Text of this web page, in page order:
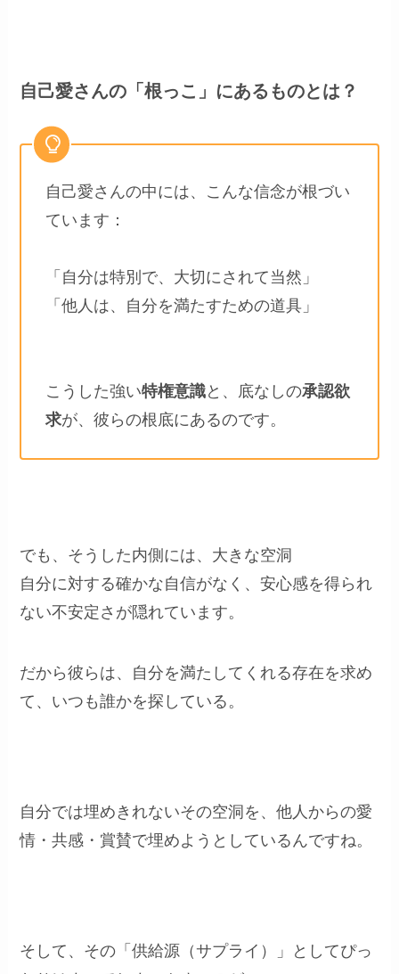
自己愛さんの「根っこ」にあるものとは？
自己愛さんの中には、こんな信念が根づい
ています：
「自分は特別で、大切にされて当然」
「他人は、自分を満たすための道具」
こうした強い特権意識と、底なしの承認欲
求が、彼らの根底にあるのです。
でも、そうした内側には、大きな空洞
自分に対する確かな自信がなく、安心感を得られ
ない不安定さが隠れています。
だから彼らは、自分を満たしてくれる存在を求め
て、いつも誰かを探している。
自分では埋めきれないその空洞を、他人からの愛
情・共感・賞賛で埋めようとしているんですね。
そして、その「供給源（サプライ）」としてぴっ